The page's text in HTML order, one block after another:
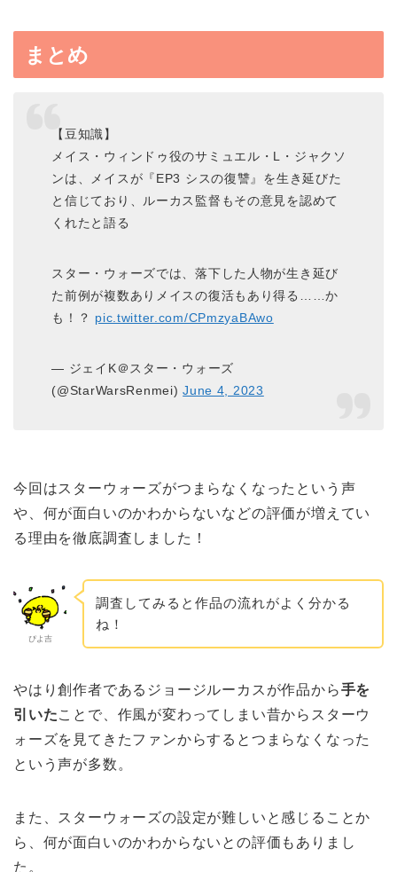
まとめ
【豆知識】
メイス・ウィンドゥ役のサミュエル・L・ジャクソ
ンは、メイスが『EP3 シスの復讐』を生き延びた
と信じており、ルーカス監督もその意見を認めて
くれたと語る
スター・ウォーズでは、落下した人物が生き延び
た前例が複数ありメイスの復活もあり得る……か
も！？ pic.twitter.com/CPmzyaBAwo
— ジェイK＠スター・ウォーズ
(@StarWarsRenmei)June 4, 2023
今回はスターウォーズがつまらなくなったという声
や、何が面白いのかわからないなどの評価が増えてい
る理由を徹底調査しました！
ぴよ吉
調査してみると作品の流れがよく分かる
ね！
やはり創作者であるジョージルーカスが作品から手を
引いたことで、作風が変わってしまい昔からスターウ
ォーズを見てきたファンからするとつまらなくなった
という声が多数。
また、スターウォーズの設定が難しいと感じることか
ら、何が面白いのかわからないとの評価もありまし
た。